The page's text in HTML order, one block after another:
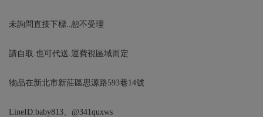
未詢問直接下標..恕不受理
請自取.也可代送.運費視區域而定
物品在新北市新莊區思源路593巷14號
LineID:baby813、@341quxws